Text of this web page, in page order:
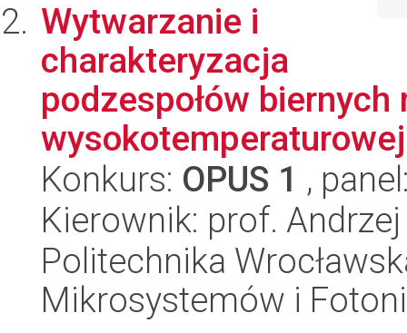
Wytwarzanie i
charakteryzacja
podzespołów
wysokotemperaturowej
Konkurs: OPUS 1 ,
Kierownik: prof.
Politechnika
Mikrosystemów i